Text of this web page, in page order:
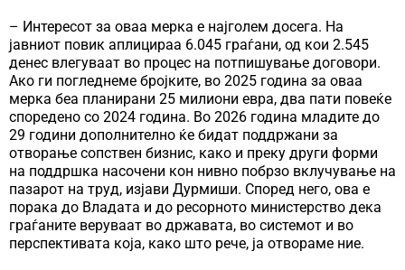
– Интересот за оваа мерка е најголем досега. На
јавниот повик аплицираа 6.045 граѓани, од кои 2.545
денес влегуваат во процес на потпишување договори.
Ако ги погледнеме бројките, во 2025 година за оваа
мерка беа планирани 25 милиони евра, два пати повеќе
споредено со 2024 година. Во 2026 година младите до
29 години дополнително ќе бидат поддржани за
отворање сопствен бизнис, како и преку други форми
на поддршка насочени кон нивно побрзо вклучување на
пазарот на труд, изјави Дурмиши. Според него, ова е
порака до Владата и до ресорното министерство дека
граѓаните веруваат во државата, во системот и во
перспективата која, како што рече, ја отвораме ние.